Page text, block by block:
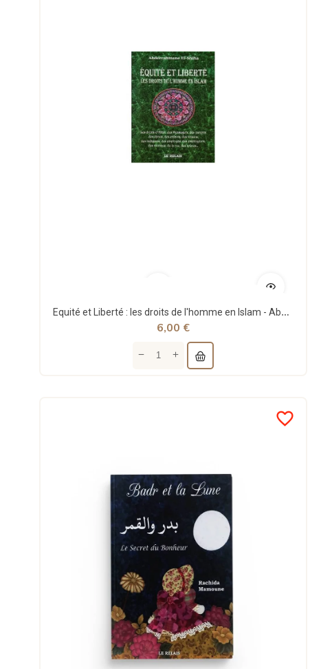
Equité et Liberté : les droits de l'homme en Islam - Abderrahmane El-Shiha - Le Relais
6,00 €
favorite_border